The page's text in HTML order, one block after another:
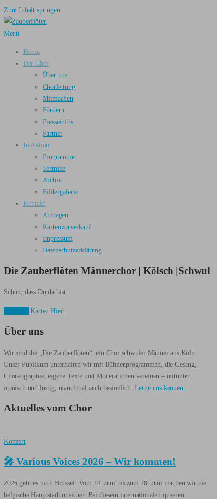
Zum Inhalt springen
Menü
Home
Der Chor
Über uns
Chorleitung
Mitmachen
Fördern
Presseinfos
Partner
In Aktion
Programme
Termine
Archiv
Bildergalerie
Kontakt
Anfragen
Kartenvorverkauf
Impressum
Datenschutzerklärung
Die Zauberflöten Männerchor | Kölsch |Schwul
Schön, dass Du da bist.
Karten Hier!
Über uns
Wir sind die „Die Zauberflöten“, ein Chor schwuler Männer aus Köln.
Unser Publikum unterhalten wir mit Bühnenprogrammen, die Gesang,
Choreographie, eigene Texte und Moderationen vereinen – mitunter
ironisch und lustig, manchmal auch besinnlich. Lerne uns kennen…
Aktuelles vom Chor
Konzert
🎤 Various Voices 2026 – Wir kommen!
2026 geht es nach Brüssel! Vom 24. Juni bis zum 28. Juni machen wir die
belgische Hauptstadt unsicher. Bei diesem internationalen queeren